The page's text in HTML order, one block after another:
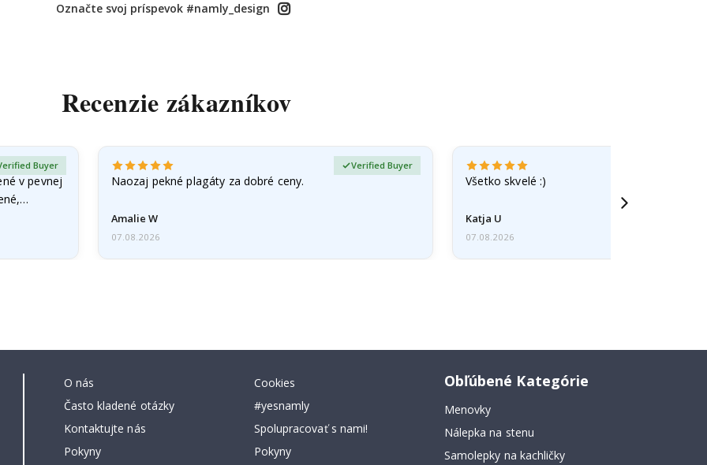
Označte svoj príspevok #namly_design
Recenzie zákazníkov
v pevnej
Buyer
Naozaj pekné plagáty za dobré ceny.
Amalie W
Verified Buyer
07.08.2026
Všetko skvelé :)
Katja U
07.08.2026
O nás
Často kladené otázky
Kontaktujte nás
Pokyny
Cookies
#yesnamly
Spolupracovať s nami!
Pokyny
Obľúbené Kategórie
Menovky
Nálepka na stenu
Samolepky na kachličky